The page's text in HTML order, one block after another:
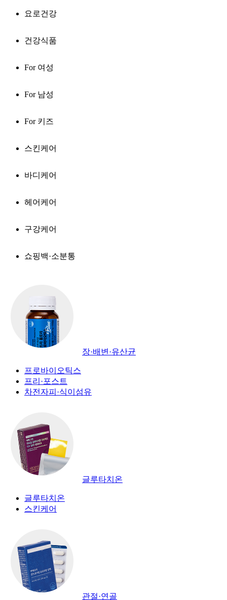
요로건강
건강식품
For 여성
For 남성
For 키즈
스킨케어
바디케어
헤어케어
구강케어
쇼핑백·소분통
장·배변·유산균
프로바이오틱스
프리·포스트
차전자피·식이섬유
글루타치온
글루타치온
스킨케어
관절·연골